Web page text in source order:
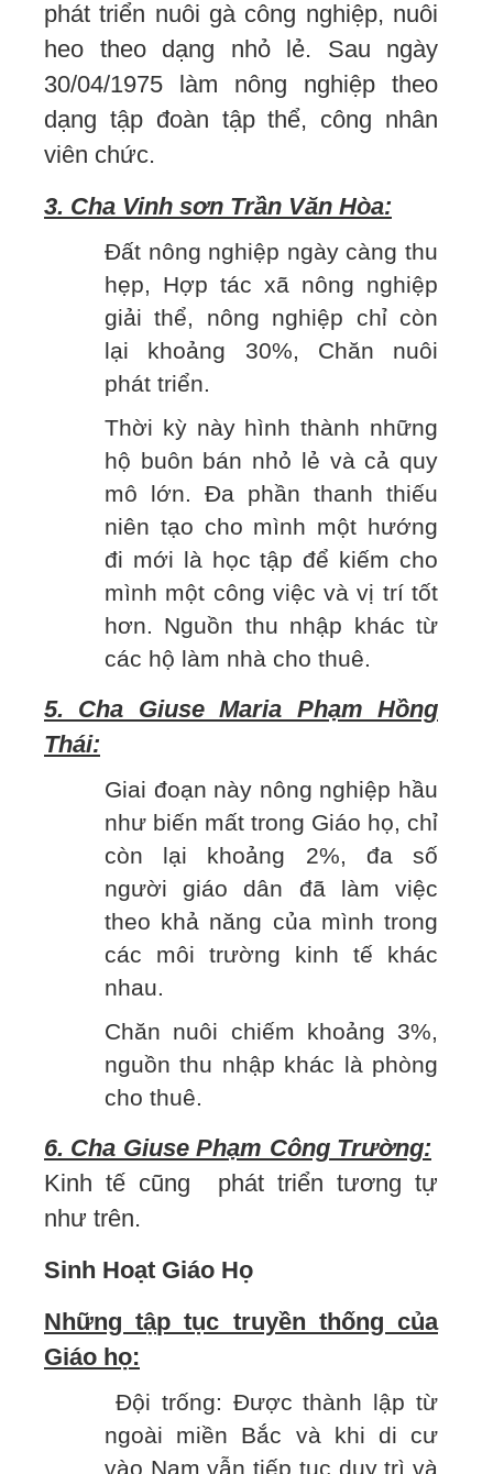
phát triển nuôi gà công nghiệp, nuôi
heo theo dạng nhỏ lẻ. Sau ngày
30/04/1975 làm nông nghiệp theo
dạng tập đoàn tập thể, công nhân
viên chức.
3. Cha Vinh sơn Trần Văn Hòa:
Đất nông nghiệp ngày càng thu
hẹp, Hợp tác xã nông nghiệp
giải thể, nông nghiệp chỉ còn
lại khoảng 30%, Chăn nuôi
phát triển.
Thời kỳ này hình thành những
hộ buôn bán nhỏ lẻ và cả quy
mô lớn. Đa phần thanh thiếu
niên tạo cho mình một hướng
đi mới là học tập để kiếm cho
mình một công việc và vị trí tốt
hơn. Nguồn thu nhập khác từ
các hộ làm nhà cho thuê.
5. Cha Giuse Maria Phạm Hồng
Thái:
Giai đoạn này nông nghiệp hầu
như biến mất trong Giáo họ, chỉ
còn lại khoảng 2%, đa số
người giáo dân đã làm việc
theo khả năng của mình trong
các môi trường kinh tế khác
nhau.
Chăn nuôi chiếm khoảng 3%,
nguồn thu nhập khác là phòng
cho thuê.
6. Cha Giuse Phạm Công Trường:
Kinh tế cũng phát triển tương tự
như trên.
Sinh Hoạt Giáo Họ
Những tập tục truyền thống của
Giáo họ:
Đội trống: Được thành lập từ
ngoài miền Bắc và khi di cư
vào Nam vẫn tiếp tục duy trì và